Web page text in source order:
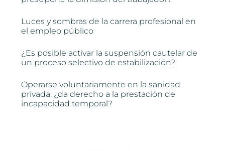
Luces y sombras de la carrera profesional en
el empleo público
¿Es posible activar la suspensión cautelar de
un proceso selectivo de estabilización?
Operarse voluntariamente en la sanidad
privada, ¿da derecho a la prestación de
incapacidad temporal?